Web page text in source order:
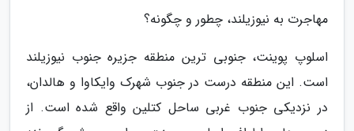
مهاجرت به نیوزیلند، چطور و چگونه؟
اسلوپ پوینت، جنوبی ترین منطقه جزیره جنوب نیوزیلند
است. این منطقه درست در جنوب شهرک وایکاوا و هالدان،
در نزدیکی جنوب غربی ساحل کتلین واقع شده است. از